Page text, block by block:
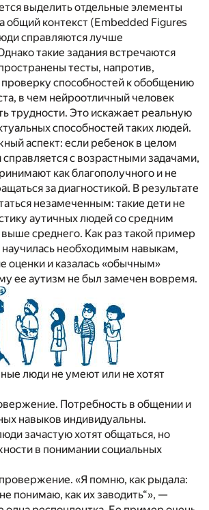
выделить отдельные элементы
общий контекст (Embedded Figures
справляются лучше
такие задания встречаются
тесты, напротив,
способностей к обобщению
в чем нейроотличный человек
трудности. Это искажает реальную
способностей таких людей.
аспект: если ребенок в целом
с возрастными задачами,
как благополучного и не
за диагностикой. В результате
незамеченным: такие дети не
аутичных людей со средним
среднего. Как раз такой пример
необходимым навыкам,
оценки и казалась «обычным»
ее аутизм не был замечен вовремя.
люди не умеют или не хотят
Потребность в общении и
навыков индивидуальны.
зачастую хотят общаться, но
в понимании социальных
«Я помню, как рыдала:
понимаю, как их заводить“», —